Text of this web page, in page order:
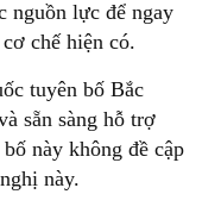
nguồn lực để ngay
chế hiện có.
tuyên bố Bắc
sẵn sàng hỗ trợ
này không đề cập
này.